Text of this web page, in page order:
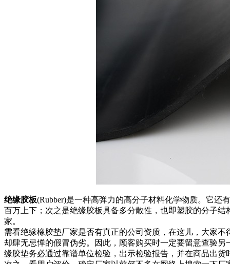
绝缘胶板(Rubber)是一种高弹力的高分子材料化学物质。它
百万上下；次之是绝缘胶板具备多分散性，也即塑胶的分子
家。
需看绝缘橡胶垫厂家是否有真正的公司资质，在这儿，大家不
却肆无忌惮的假冒伪劣。因此，顾客购买时一定要留意查验
缘胶垫务必通过靠谱单位检验，出示检验报告，并在商品出货